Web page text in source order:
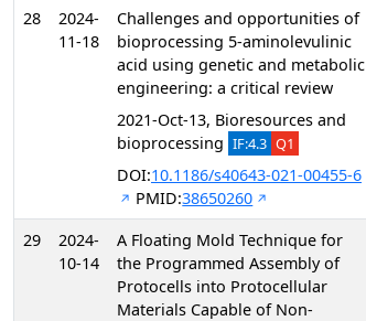
28
2024-
11-18
Challenges and opportunities of
bioprocessing 5-aminolevulinic
acid using genetic and metabolic
engineering: a critical review
2021-Oct-13, Bioresources and
bioprocessing IF:4.3 Q1
DOI:10.1186/s40643-021-00455-6
PMID:38650260
29
2024-
10-14
A Floating Mold Technique for
the Programmed Assembly of
Protocells into Protocellular
Materials Capable of Non-